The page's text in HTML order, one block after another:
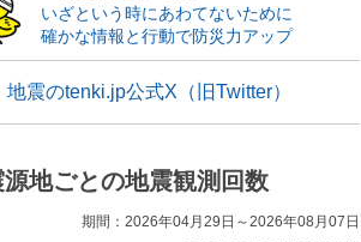
いざという時にあわてないために
確かな情報と行動で防災力アップ
地震のtenki.jp公式X（旧Twitter）
源地ごとの地震観測回数
期間：2026年04月29日～2026年08月07日